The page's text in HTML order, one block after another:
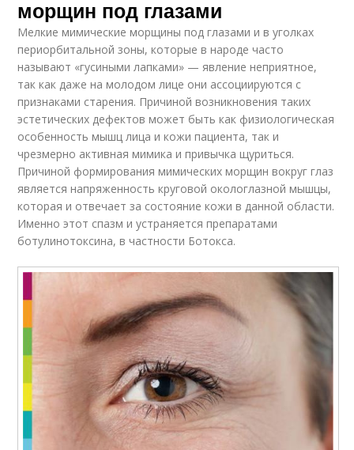
морщин под глазами
Мелкие мимические морщины под глазами и в уголках
периорбитальной зоны, которые в народе часто
называют «гусиными лапками» — явление неприятное,
так как даже на молодом лице они ассоциируются с
признаками старения. Причиной возникновения таких
эстетических дефектов может быть как физиологическая
особенность мышц лица и кожи пациента, так и
чрезмерно активная мимика и привычка щуриться.
Причиной формирования мимических морщин вокруг глаз
является напряженность круговой окологлазной мышцы,
которая и отвечает за состояние кожи в данной области.
Именно этот спазм и устраняется препаратами
ботулинотоксина, в частности Ботокса.